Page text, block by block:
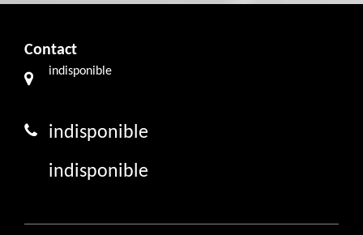
Contact
indisponible
indisponible
indisponible